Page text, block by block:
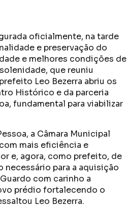
oficialmente, na tarde
e preservação do
e melhores condições de
que reuniu
Leo Bezerra abriu os
Histórico e da parceria
fundamental para viabilizar
a Câmara Municipal
mais eficiência e
e, agora, como prefeito, de
para a aquisição
com carinho a
prédio fortalecendo o
Leo Bezerra.